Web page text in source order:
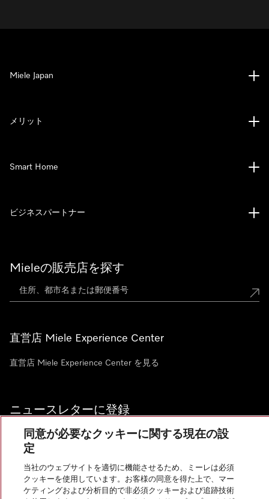
Mieleの販売店を探す
直営店 Miele Experience Center
直営店 Miele Experience Center を見る
ニュースレターに登録
お問い合わせ
Miele Japan
メリット
Smart Home
ビジネスパートナー
同意が必要なクッキーに関する現在の設
定
当社のウェブサイトを適切に機能させるため、ミーレは必須
クッキーを使用しています。お客様の同意を得た上で、マー
ケティングおよび分析目的で非必須クッキーおよび追跡技術